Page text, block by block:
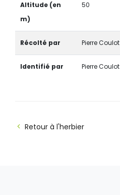
Altitude (en
m)
50
Récolté par Pierre Coulot
Identifié par Pierre Coulot
Retour à l'herbier